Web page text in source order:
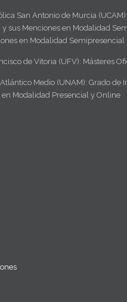
San Antonio de Murcia
sus Menciones en Modalidad
en Modalidad Semipresencial
de Vitoria (UFV): Másteres
Medio (UNAM): Grado de
en Modalidad Presencial y Online